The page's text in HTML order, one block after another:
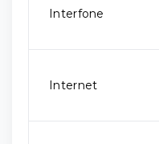
Interfone
Internet